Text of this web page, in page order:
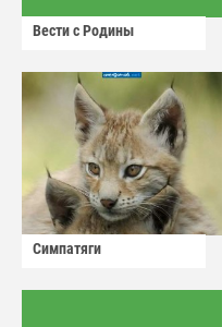
Вести с Родины
Симпатяги